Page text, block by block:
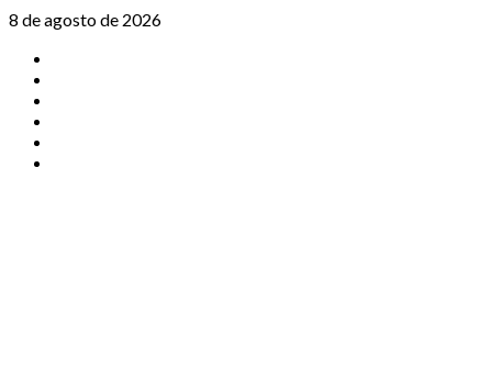
Saltar
contenido
8 de agosto de 2026